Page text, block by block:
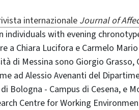
internazionale Journal of
individuals with evening
a Chiara Lucifora e Carmelo
di Messina sono Giorgio Grasso,
ad Alessio Avenanti del
Bologna - Campus di Cesena, e
Centre for Working